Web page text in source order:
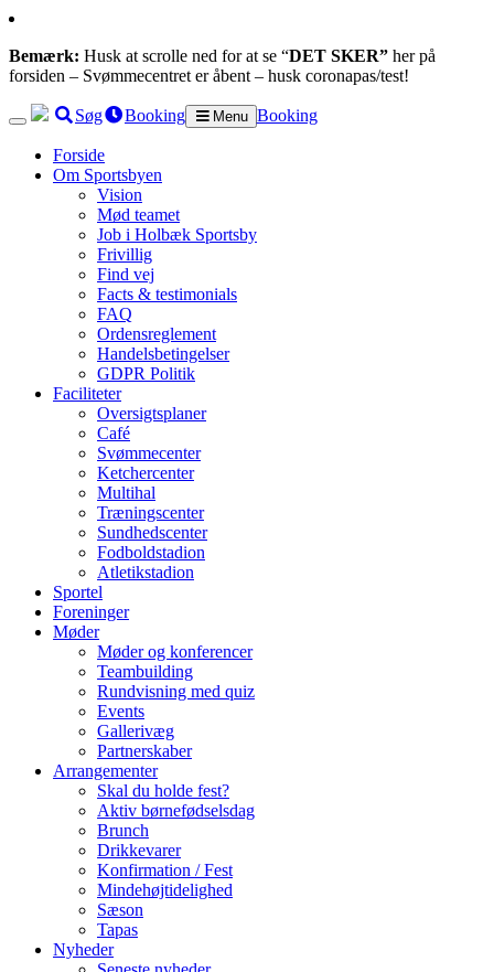
Bemærk: Husk at scrolle ned for at se “DET SKER” her på
forsiden – Svømmecentret er åbent – husk coronapas/test!
Søg Booking Menu Booking
Forside
Om Sportsbyen
Vision
Mød teamet
Job i Holbæk Sportsby
Frivillig
Find vej
Facts & testimonials
FAQ
Ordensreglement
Handelsbetingelser
GDPR Politik
Faciliteter
Oversigtsplaner
Café
Svømmecenter
Ketchercenter
Multihal
Træningscenter
Sundhedscenter
Fodboldstadion
Atletikstadion
Sportel
Foreninger
Møder
Møder og konferencer
Teambuilding
Rundvisning med quiz
Events
Gallerivæg
Partnerskaber
Arrangementer
Skal du holde fest?
Aktiv børnefødselsdag
Brunch
Drikkevarer
Konfirmation / Fest
Mindehøjtidelighed
Sæson
Tapas
Nyheder